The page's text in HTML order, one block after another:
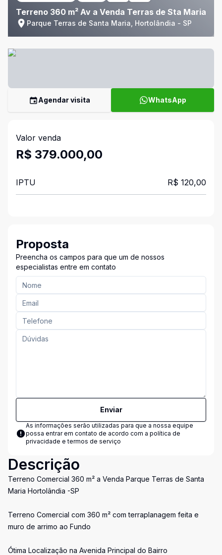
Terreno 360 m² Av a Venda Terras de Sta Maria
Parque Terras de Santa Maria, Hortolândia - SP
Agendar visita WhatsApp
Valor venda
R$ 379.000,00
IPTU R$ 120,00
Proposta
Preencha os campos para que um de nossos
especialistas entre em contato
Enviar
As informações serão utilizadas para que a nossa equipe
possa entrar em contato de acordo com a política de
privacidade e termos de serviço
Descrição
Terreno Comercial 360 m² a Venda Parque Terras de Santa
Maria Hortolândia -SP
Terreno Comercial com 360 m² com terraplanagem feita e
muro de arrimo ao Fundo
Ótima Localização na Avenida Principal do Bairro